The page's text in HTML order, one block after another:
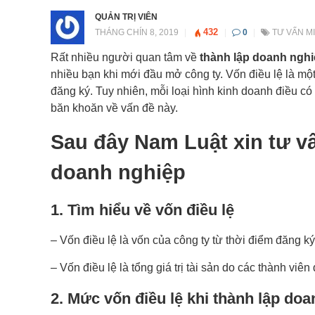
QUẢN TRỊ VIÊN
THÁNG CHÍN 8, 2019
432 0 TƯ VẤN
Rất nhiều người quan tâm về thành lập doanh
nhiều bạn khi mới đầu mở công ty. Vốn điều lệ là
đăng ký. Tuy nhiên, mỗi loại hình kinh doanh điều
băn khoăn về vấn đề này.
Sau đây Nam Luật xin tư
doanh nghiệp
1. Tìm hiểu về vốn điều lệ
– Vốn điều lệ là vốn của công ty từ thời điểm đăng
– Vốn điều lệ là tổng giá trị tài sản do các thành
2. Mức vốn điều lệ khi thành lập